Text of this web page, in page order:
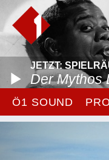
JETZT:
Der Mythos
Ö1 SOUND